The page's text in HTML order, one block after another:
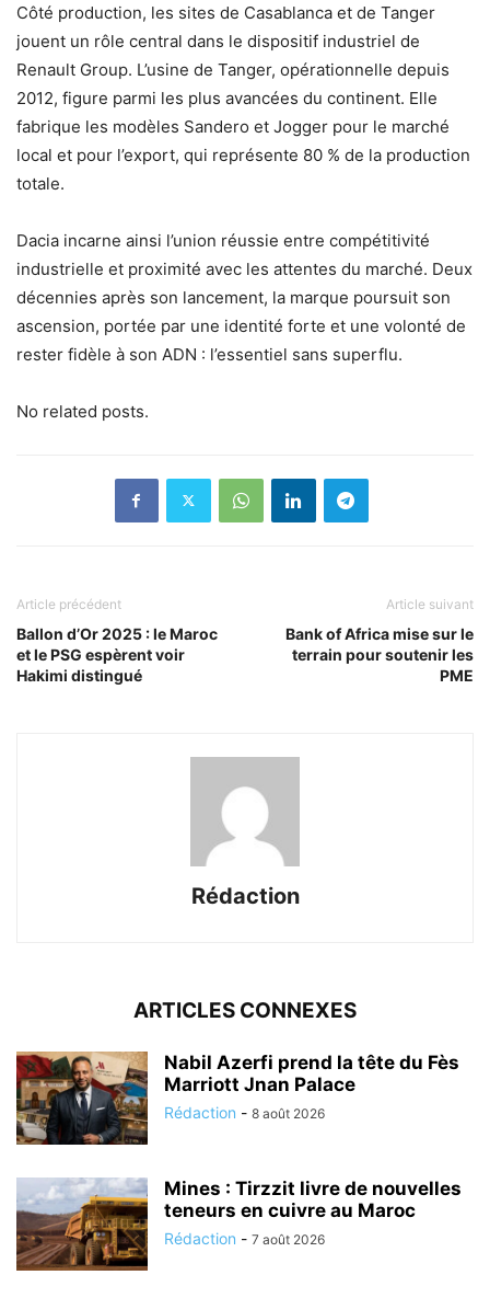
Côté production, les sites de Casablanca et de Tanger
jouent un rôle central dans le dispositif industriel de
Renault Group. L’usine de Tanger, opérationnelle depuis
2012, figure parmi les plus avancées du continent. Elle
fabrique les modèles Sandero et Jogger pour le marché
local et pour l’export, qui représente 80 % de la production
totale.
Dacia incarne ainsi l’union réussie entre compétitivité
industrielle et proximité avec les attentes du marché. Deux
décennies après son lancement, la marque poursuit son
ascension, portée par une identité forte et une volonté de
rester fidèle à son ADN : l’essentiel sans superflu.
No related posts.
Article précédent
Ballon d’Or 2025 : le Maroc
et le PSG espèrent voir
Hakimi distingué
Article suivant
Bank of Africa mise sur le
terrain pour soutenir les
PME
Rédaction
ARTICLES CONNEXES
Nabil Azerfi prend la tête du Fès
Marriott Jnan Palace
Rédaction - 8 août 2026
Mines : Tirzzit livre de nouvelles
teneurs en cuivre au Maroc
Rédaction - 7 août 2026